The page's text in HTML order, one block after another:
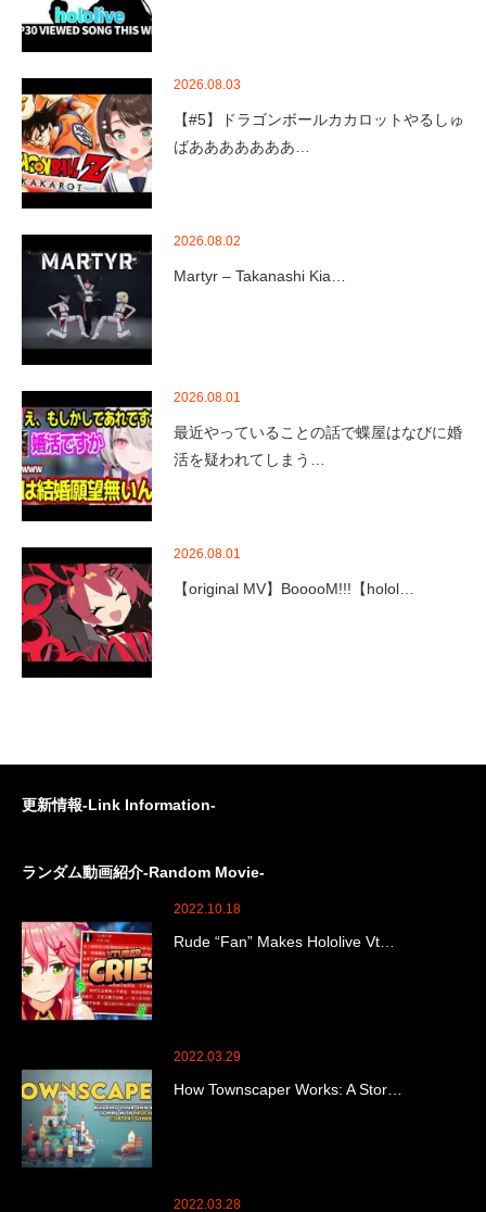
2026.08.03
【#5】ドラゴンボールカカロットやるしゅ
ばあああああああ…
2026.08.02
Martyr – Takanashi Kia…
2026.08.01
最近やっていることの話で蝶屋はなびに婚
活を疑われてしまう…
2026.08.01
【original MV】BooooM!!!【holol…
更新情報-Link Information-
ランダム動画紹介-Random Movie-
2022.10.18
Rude “Fan” Makes Hololive Vt…
2022.03.29
How Townscaper Works: A Stor…
2022.03.28